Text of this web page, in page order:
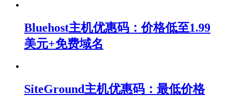
Bluehost主机优惠码：价格低至1.99
美元+免费域名
SiteGround主机优惠码：最低价格